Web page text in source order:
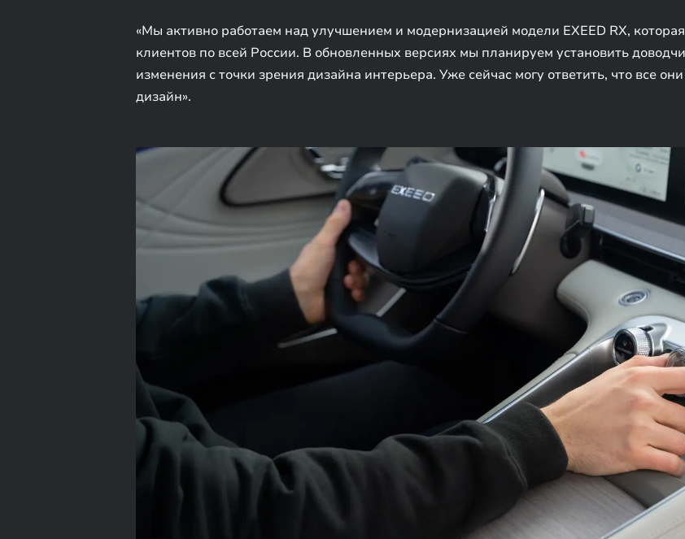
«Мы активно работаем над улучшением и модернизацией модели EXEED RX,
клиентов по всей России. В обновленных версиях мы планируем установить
изменения с точки зрения дизайна интерьера. Уже сейчас могу ответить, что все
дизайн».